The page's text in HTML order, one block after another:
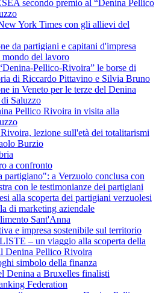
secondo premio al “Denina Pellico
York Times con gli allievi del
da partigiani e capitani d'impresa
del lavoro
Pellico-Rivoira” le borse di
di Riccardo Pittavino e Silvia Bruno
in Veneto per le terze del Denina
Saluzzo
Pellico Rivoira in visita alla
lezione sull'età dei totalitarismi
Burzio
a confronto
partigiano": a Verzuolo conclusa con
con le testimonianze dei partigiani
alla scoperta dei partigiani verzuolesi
di marketing aziendale
Sant'Anna
e impresa sostenibile sul territorio
– un viaggio alla scoperta della
Denina Pellico Rivoira
simbolo della finanza
Denina a Bruxelles finalisti
Federation